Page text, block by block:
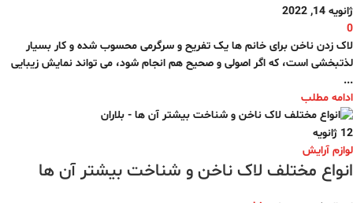
ژانویه 14, 2022
0
لاک زدن ناخن برای خانم ها یک تفریح و سرگرمی محسوب شده و کار بسیار
لذتبخشی است، که اگر اصولی و صحیح هم انجام شود، می تواند نمایش زیبایی
...
ادامه مطلب
12 ژانویه
لوازم آرایش
انواع مختلف لاک ناخن و شناخت بیشتر آن ها